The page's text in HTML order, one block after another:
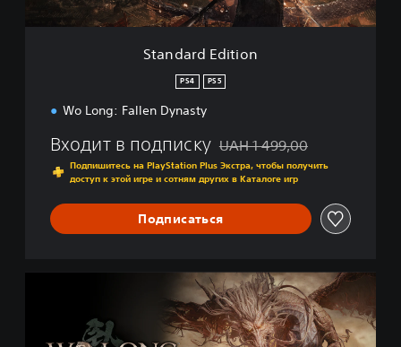
t
Standard Edition
PS4 PS5
Wo Long: Fallen Dynasty
Входит в подписку Скидка с исходной цены
UAH 1 499,00
Подпишитесь на PlayStation Plus Экстра, чтобы получить
доступ к этой игре и сотням других в Каталоге игр
Подписаться